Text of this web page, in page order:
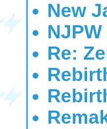
New
Re: